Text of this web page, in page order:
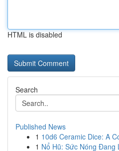
HTML is disabled
Search
Published News
1 10d6 Ceramic Dice: A
1 Nổ Hũ: Sức Nóng Đang